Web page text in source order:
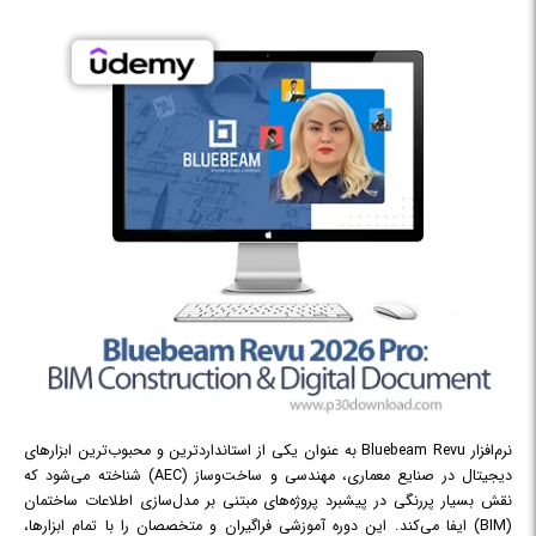
وب را هدایت کند تا امور مختلف را دقیقاً با همان شیوه‌ای که کاربر مد نظر
دارد انجام دهد.
The Complete Claude Cowork & AI Agents Masterclass
با نحوه استفاده کاربردی از ایجنت هوش مصنوعی برای انجام
خودکار امور، افزایش بهره‌وری و کنترل برنامه‌ها آشنا خواهید شد.
نرم‌افزار Bluebeam Revu به عنوان یکی از استانداردترین و محبوب‌ترین ابزارهای
دیجیتال در صنایع معماری، مهندسی و ساخت‌وساز (AEC) شناخته می‌شود که
نقش بسیار پررنگی در پیشبرد پروژه‌های مبتنی بر مدل‌سازی اطلاعات ساختمان
(BIM) ایفا می‌کند. این دوره آموزشی فراگیران و متخصصان را با تمام ابزارها،